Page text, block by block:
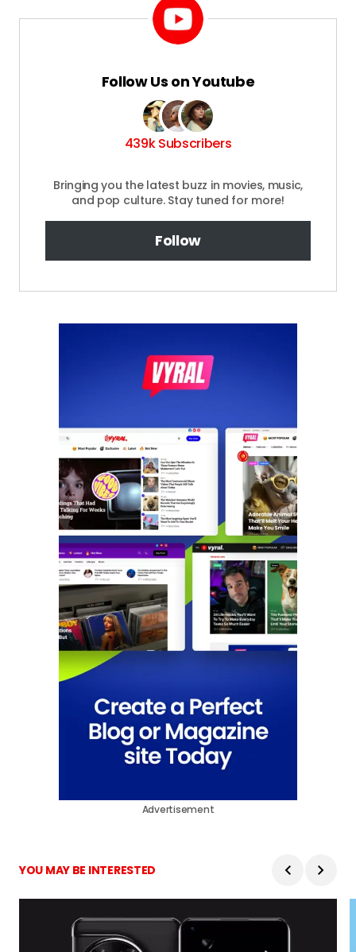
Follow Us on Youtube
439k Subscribers
Bringing you the latest buzz in movies, music,
and pop culture. Stay tuned for more!
Follow
Advertisement
YOU MAY BE INTERESTED